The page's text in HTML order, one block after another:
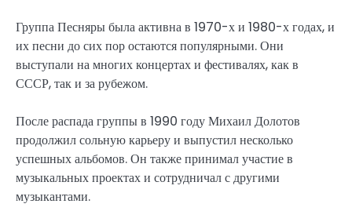
Группа Песняры была активна в 1970-х и 1980-х годах, и
их песни до сих пор остаются популярными. Они
выступали на многих концертах и фестивалях, как в
СССР, так и за рубежом.
После распада группы в 1990 году Михаил Долотов
продолжил сольную карьеру и выпустил несколько
успешных альбомов. Он также принимал участие в
музыкальных проектах и сотрудничал с другими
музыкантами.